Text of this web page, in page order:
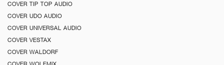
COVER TIP TOP AUDIO
COVER UDO AUDIO
COVER UNIVERSAL AUDIO
COVER VESTAX
COVER WALDORF